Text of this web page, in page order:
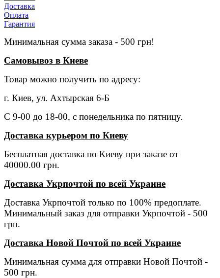
Доставка
Оплата
Гарантия
Минимальная сумма заказа - 500 грн!
Самовывоз в Киеве
Товар можно получить по адресу:
г. Киев, ул. Ахтырская 6-Б
С 9-00 до 18-00, с понедельника по пятницу.
Доставка курьером по Киеву
Бесплатная доставка по Киеву при заказе от
40000.00 грн.
Доставка Укрпочтой по всей Украине
Доставка Укрпочтой только по 100% предоплате.
Минимальный заказ для отправки Укрпочтой - 500
грн.
Доставка Новой Почтой по всей Украине
Минимальная сумма для отправки Новой Почтой -
500 грн.